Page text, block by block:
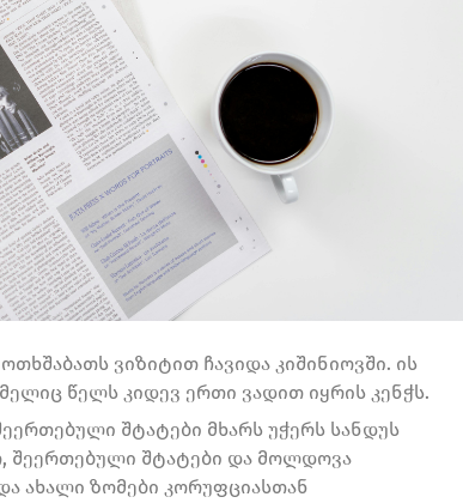
ვიზიტით ჩავიდა კიშინიოვში. ის
წელს კიდევ ერთი ვადით იყრის კენჭს.
შტატები მხარს უჭერს სანდუს
შეერთებული შტატები და მოლდოვა
ახალი ზომები კორუფციასთან